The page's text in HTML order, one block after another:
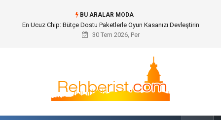
BU ARALAR MODA
En Ucuz Chip: Bütçe Dostu Paketlerle Oyun Kasanızı Devleştirin
30 Tem 2026, Per